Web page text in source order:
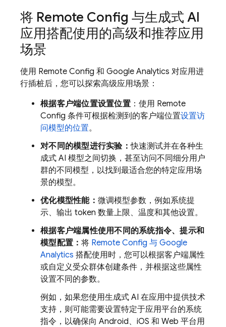
将 Remote Config 与生成式 AI
应用搭配使用的高级和推荐应用
场景
使用 Remote Config 和 Google Analytics 对应用进
行插桩后，您可以探索高级应用场景：
根据客户端位置设置位置：使用 Remote
Config 条件可根据检测到的客户端位置设置访
问模型的位置。
对不同的模型进行实验：快速测试并在各种生
成式 AI 模型之间切换，甚至访问不同细分用户
群的不同模型，以找到最适合您的特定应用场
景的模型。
优化模型性能： 微调模型参数，例如系统提
示、输出 token 数量上限、温度和其他设置。
根据客户端属性使用不同的系统指令、提示和
模型配置：将 Remote Config 与Google
Analytics 搭配使用时，您可以根据客户端属性
或自定义受众群体创建条件，并根据这些属性
设置不同的参数。
例如，如果您使用生成式 AI 在应用中提供技术
支持，则可能需要设置特定于应用平台的系统
指令，以确保向 Android、iOS 和 Web 平台用